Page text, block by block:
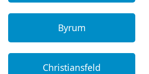
Byrum
Christiansfeld